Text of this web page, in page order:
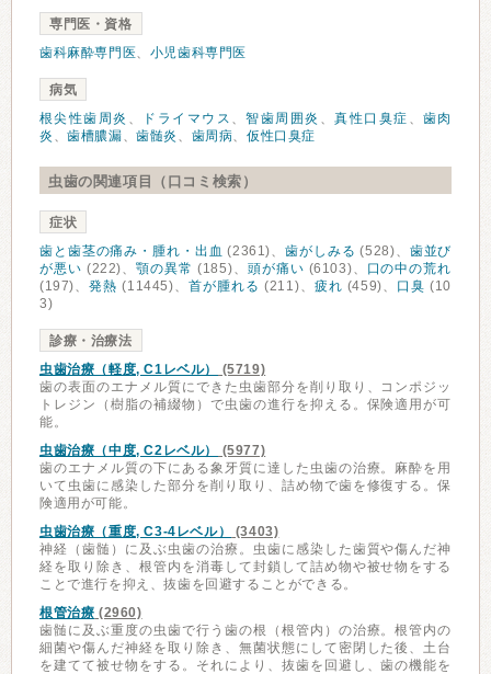
専門医・資格
歯科麻酔専門医、 小児歯科専門医
病気
根尖性歯周炎 、 ドライマウス 、智歯周囲炎 、真性口臭症 、 歯肉
炎 、歯槽膿漏、歯髄炎 、 歯周病、仮性口臭症
虫歯の関連項目（口コミ検索）
症状
歯と歯茎の痛み・腫れ・出血 (2361)、歯がしみる (528)、 歯並び
が悪い (222)、顎の異常 (185)、 頭が痛い (6103)、
口の中の荒れ
(197)、発熱 (11445)、首が腫れる (211)、 疲れ (459)、 口臭 (10
3)
診療・治療法
虫歯治療（軽度, C1レベル）
(5719)
歯の表面のエナメル質にできた虫歯部分を削り取り、コンポジッ
トレジン（樹脂の補綴物）で虫歯の進行を抑える。保険適用が可
能。
虫歯治療（中度, C2レベル）
(5977)
歯のエナメル質の下にある象牙質に達した虫歯の治療。麻酔を用
いて虫歯に感染した部分を削り取り、詰め物で歯を修復する。保
険適用が可能。
虫歯治療（重度, C3-4レベル）
(3403)
神経（歯髄）に及ぶ虫歯の治療。虫歯に感染した歯質や傷んだ神
経を取り除き、根管内を消毒して封鎖して詰め物や被せ物をする
ことで進行を抑え、抜歯を回避することができる。
根管治療 (2960)
歯髄に及ぶ重度の虫歯で行う歯の根（根管内）の治療。根管内の
細菌や傷んだ神経を取り除き、無菌状態にして密閉した後、土台
を建てて被せ物をする。それにより、抜歯を回避し、歯の機能を